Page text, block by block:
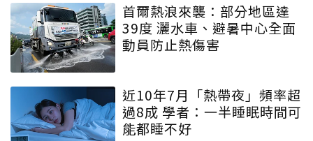
首爾熱浪來襲：部分地區達
39度 灑水車、避暑中心全面
動員防止熱傷害
近10年7月「熱帶夜」頻率超
過8成 學者：一半睡眠時間可
能都睡不好